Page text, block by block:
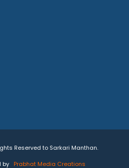
Reserved to Sarkari Manthan.
by
Prabhat Media Creations